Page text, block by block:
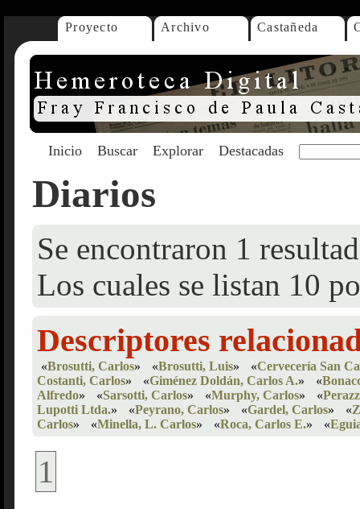
Proyecto Archivo Castañeda
Inicio Buscar Explorar Destacadas
Diarios
Se encontraron 1
Los cuales se listan 10
Descriptores
«Brosutti, Carlos» «Brosutti, Luis» «Cervecería San
Costanti, Carlos» «Giménez Doldán, Carlos A.» «
Alfredo» «Sarsotti, Carlos» «Murphy, Carlos» «
Lupotti Ltda.» «Peyrano, Carlos» «Gardel, Carlos» «
Carlos» «Minella, L. Carlos» «Roca, Carlos E.» «
1